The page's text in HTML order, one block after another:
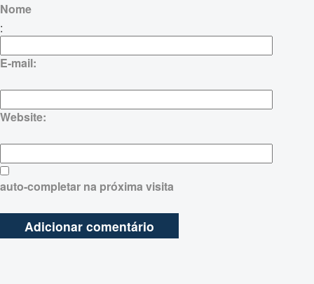
Nome
:
E-mail:
Website:
auto-completar na próxima visita